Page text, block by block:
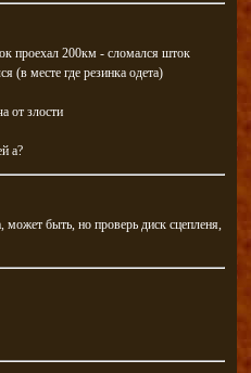
проехал 200км - сломался шток
(в месте где резинка одета)
от злости
а?
быть, но проверь диск сцепленя,